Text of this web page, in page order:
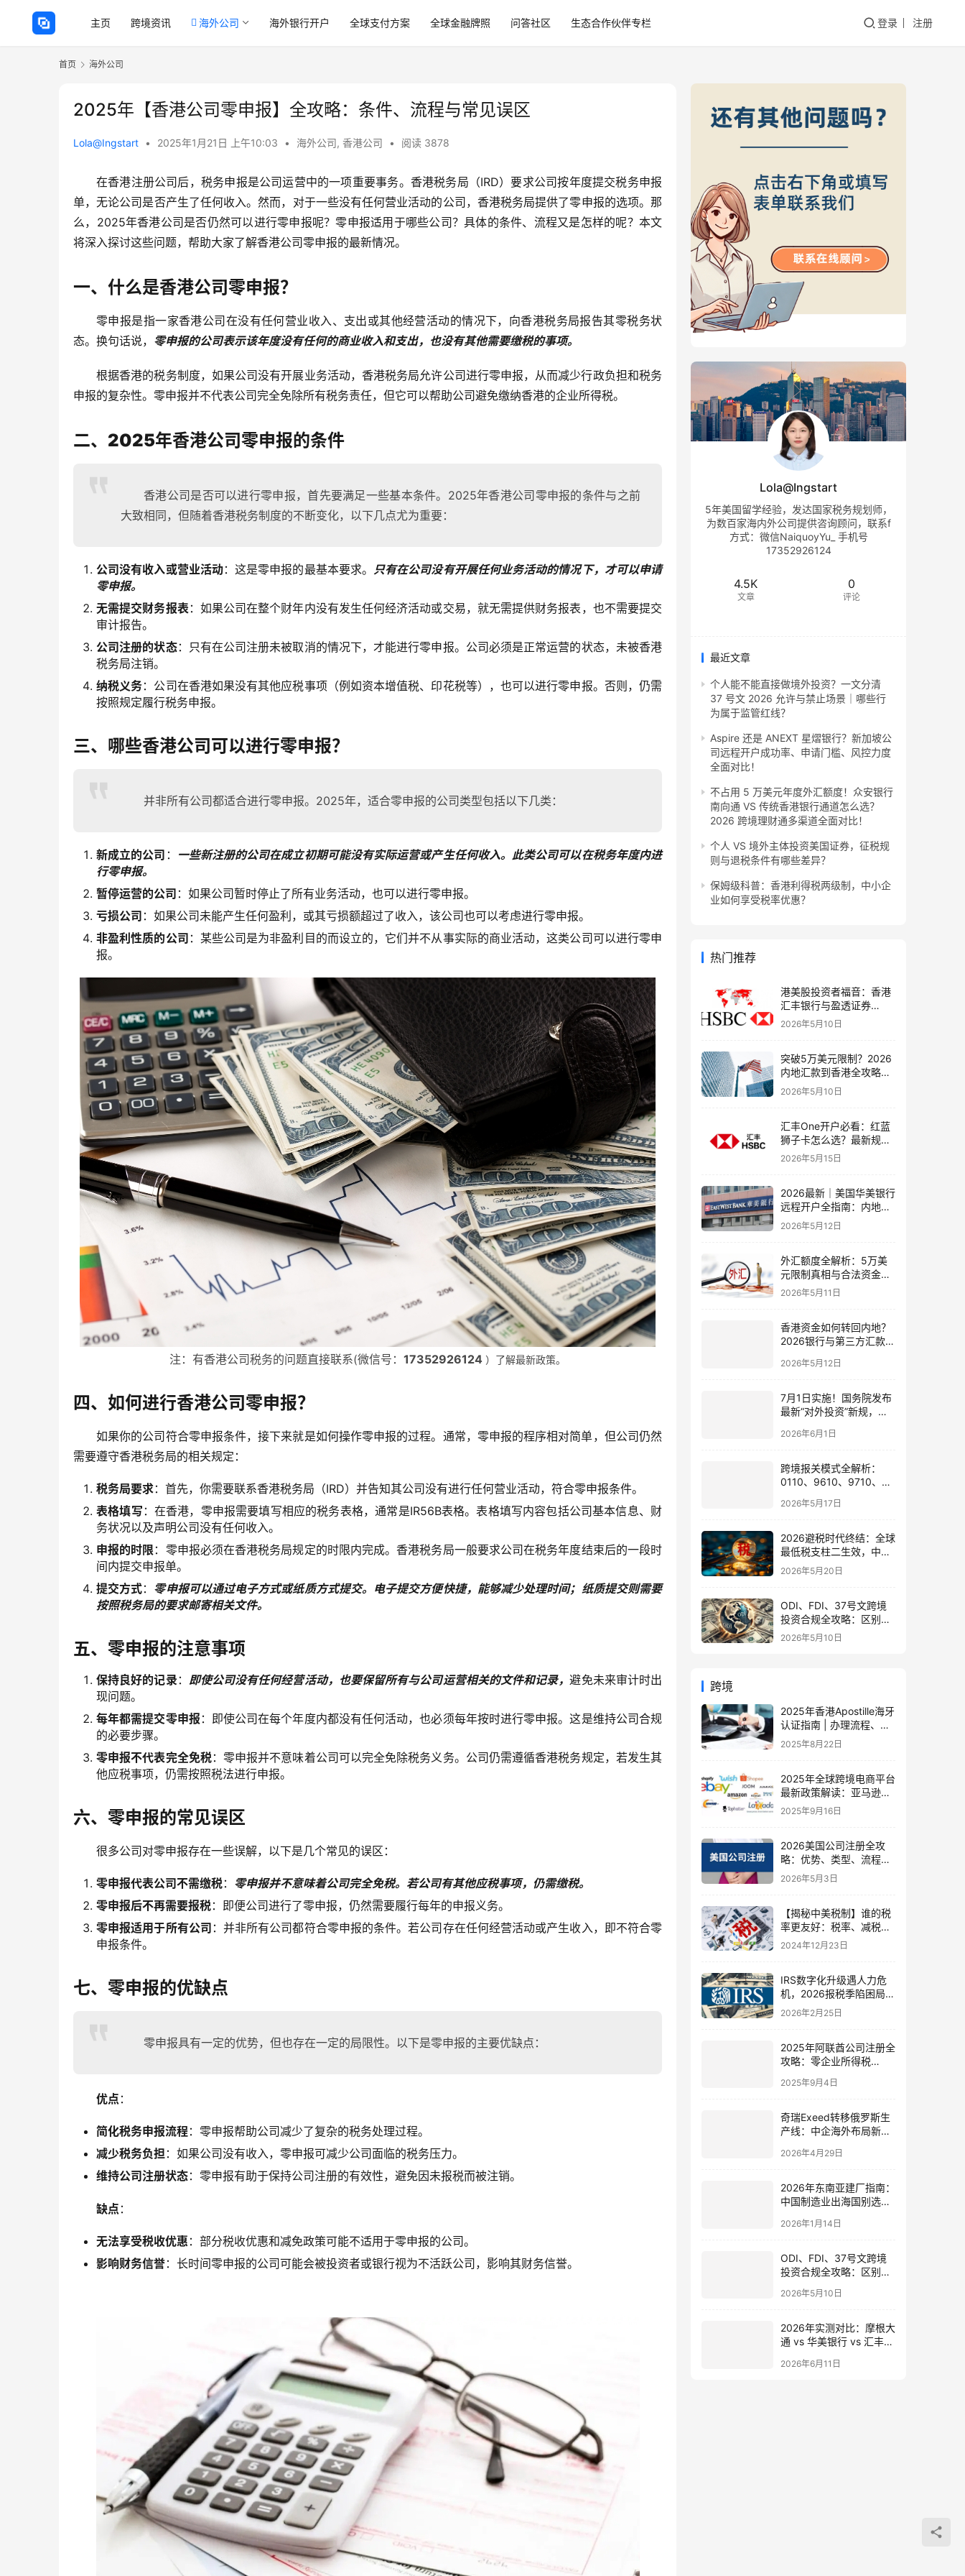
主页 跨境资讯 海外公司 海外银行开户 全球支付方案 全球金融牌照 问答社区 生态合作伙伴专栏 登录 注册
首页 海外公司
2025年【香港公司零申报】全攻略：条件、流程与常见误区
Lola@Ingstart • 2025年1月21日 上午10:03 • 海外公司, 香港公司 • 阅读 3878
在香港注册公司后，税务申报是公司运营中的一项重要事务。香港税务局（IRD）要求公司按年度提交税务申报
单，无论公司是否产生了任何收入。然而，对于一些没有任何营业活动的公司，香港税务局提供了零申报的选项。那
么，2025年香港公司是否仍然可以进行零申报呢？零申报适用于哪些公司？具体的条件、流程又是怎样的呢？本文
将深入探讨这些问题，帮助大家了解香港公司零申报的最新情况。
一、什么是香港公司零申报？
零申报是指一家香港公司在没有任何营业收入、支出或其他经营活动的情况下，向香港税务局报告其零税务状
态。换句话说， 零申报的公司表示该年度没有任何的商业收入和支出，也没有其他需要缴税的事项。
根据香港的税务制度，如果公司没有开展业务活动，香港税务局允许公司进行零申报，从而减少行政负担和税务
申报的复杂性。零申报并不代表公司完全免除所有税务责任，但它可以帮助公司避免缴纳香港的企业所得税。
二、2025年香港公司零申报的条件
香港公司是否可以进行零申报，首先要满足一些基本条件。2025年香港公司零申报的条件与之前
大致相同，但随着香港税务制度的不断变化，以下几点尤为重要：
公司没有收入或营业活动：这是零申报的最基本要求。 只有在公司没有开展任何业务活动的情况下，才可以申请
零申报。
无需提交财务报表：如果公司在整个财年内没有发生任何经济活动或交易，就无需提供财务报表，也不需要提交
审计报告。
公司注册的状态：只有在公司注册未被取消的情况下，才能进行零申报。公司必须是正常运营的状态，未被香港
税务局注销。
纳税义务：公司在香港如果没有其他应税事项（例如资本增值税、印花税等），也可以进行零申报。否则，仍需
按照规定履行税务申报。
三、哪些香港公司可以进行零申报？
并非所有公司都适合进行零申报。2025年，适合零申报的公司类型包括以下几类：
新成立的公司 ：
一些新注册的公司在成立初期可能没有实际运营或产生任何收入。此类公司可以在税务年度内进
行零申报。
暂停运营的公司 ：如果公司暂时停止了所有业务活动，也可以进行零申报。
亏损公司 ：如果公司未能产生任何盈利，或其亏损额超过了收入，该公司也可以考虑进行零申报。
非盈利性质的公司 ：某些公司是为非盈利目的而设立的，它们并不从事实际的商业活动，这类公司可以进行零申
报。
注：有香港公司税务的问题直接联系(微信号： 17352926124 ）了解最新政策。
四、如何进行香港公司零申报？
如果你的公司符合零申报条件，接下来就是如何操作零申报的过程。通常，零申报的程序相对简单，但公司仍然
需要遵守香港税务局的相关规定：
税务局要求：首先，你需要联系香港税务局（IRD）并告知其公司没有进行任何营业活动，符合零申报条件。
表格填写 ：在香港，零申报需要填写相应的税务表格，通常是IR56B表格。表格填写内容包括公司基本信息、财
务状况以及声明公司没有任何收入。
申报的时限 ：零申报必须在香港税务局规定的时限内完成。香港税务局一般要求公司在税务年度结束后的一段时
间内提交申报单。
提交方式： 零申报可以通过电子方式或纸质方式提交。电子提交方便快捷，能够减少处理时间；纸质提交则需要
按照税务局的要求邮寄相关文件。
五、零申报的注意事项
保持良好的记录 ： 即使公司没有任何经营活动，也要保留所有与公司运营相关的文件和记录，避免未来审计时出
现问题。
每年都需提交零申报 ：即使公司在每个年度内都没有任何活动，也必须每年按时进行零申报。这是维持公司合规
的必要步骤。
零申报不代表完全免税：零申报并不意味着公司可以完全免除税务义务。公司仍需遵循香港税务规定，若发生其
他应税事项，仍需按照税法进行申报。
六、零申报的常见误区
很多公司对零申报存在一些误解，以下是几个常见的误区：
零申报代表公司不需缴税： 零申报并不意味着公司完全免税。若公司有其他应税事项，仍需缴税。
零申报后不再需要报税：即便公司进行了零申报，仍然需要履行每年的申报义务。
零申报适用于所有公司 ：并非所有公司都符合零申报的条件。若公司存在任何经营活动或产生收入，即不符合零
申报条件。
七、零申报的优缺点
零申报具有一定的优势，但也存在一定的局限性。以下是零申报的主要优缺点：
优点 ：
简化税务申报流程：零申报帮助公司减少了复杂的税务处理过程。
减少税务负担：如果公司没有收入，零申报可减少公司面临的税务压力。
维持公司注册状态：零申报有助于保持公司注册的有效性，避免因未报税而被注销。
缺点 ：
无法享受税收优惠 ：部分税收优惠和减免政策可能不适用于零申报的公司。
影响财务信誉：长时间零申报的公司可能会被投资者或银行视为不活跃公司，影响其财务信誉。
Lola@Ingstart
5年美国留学经验，发达国家税务规划师，
为数百家海内外公司提供咨询顾问，联系f
方式：微信NaiquoyYu_ 手机号
17352926124
4.5K
文章
0
评论
最近文章
个人能不能直接做境外投资？一文分清
37 号文 2026 允许与禁止场景｜哪些行
为属于监管红线？
Aspire 还是 ANEXT 星熠银行？新加坡公
司远程开户成功率、申请门槛、风控力度
全面对比！
不占用 5 万美元年度外汇额度！众安银行
南向通 VS 传统香港银行通道怎么选？
2026 跨境理财通多渠道全面对比！
个人 VS 境外主体投资美国证券，征税规
则与退税条件有哪些差异？
保姆级科普：香港利得税两级制，中小企
业如何享受税率优惠？
热门推荐
港美股投资者福音：香港
汇丰银行与盈透证券
（IBKR）绑定入金全流
2026年5月10日
突破5万美元限制？2026
内地汇款到香港全攻略：
4种合法路径、手续费对
比与避坑指南
2026年5月10日
汇丰One开户必看：红蓝
狮子卡怎么选？最新规则
+补办攻略+5个避坑指南
2026年5月15日
2026最新｜美国华美银行
远程开户全指南：内地居
民足不出户办理美股与跨
境账户实操解析
2026年5月12日
外汇额度全解析：5万美
元限制真相与合法资金出
境通道
2026年5月11日
香港资金如何转回内地？
2026银行与第三方汇款全
2026年5月12日
7月1日实施！国务院发布
最新“对外投资”新规，炒
会有何影响
2026年6月1日
跨境报关模式全解析：
0110、9610、9710、
别与最佳应用场景
2026年5月17日
2026避税时代终结：全球
最低税支柱二生效，中国
企业家海外公司合规3大
2026年5月20日
ODI、FDI、37号文跨境
投资合规全攻略：区别、
备案流程与政策详解（附
2026年5月10日
跨境
2025年香港Apostille海牙
认证指南 | 办理流程、费
用、新规详解
2025年8月22日
2025年全球跨境电商平台
最新政策解读：亚马逊、
TikTok Shop、京东、
2025年9月16日
2026美国公司注册全攻
略：优势、类型、流程与
合规新规 | 跨境必读
2026年5月3日
【揭秘中美税制】谁的税
率更友好：税率、减税与
税负的全方位对比
2024年12月23日
IRS数字化升级遇人力危
机，2026报税季陷困局？
中国投资者美税合规策略
与机遇解析
2026年2月25日
2025年阿联酋公司注册全
攻略：零企业所得税
境电商抢占中东138亿美
2025年9月4日
奇瑞Exeed转移俄罗斯生
产线：中企海外布局新动
2026年4月29日
2026年东南亚建厂指南：
中国制造业出海国别选
2026年1月14日
ODI、FDI、37号文跨境
投资合规全攻略：区别、
常见问题）
2026年5月10日
2026年实测对比：摩根大
通 vs 华美银行 vs 汇丰，
门票该选谁？
2026年6月11日